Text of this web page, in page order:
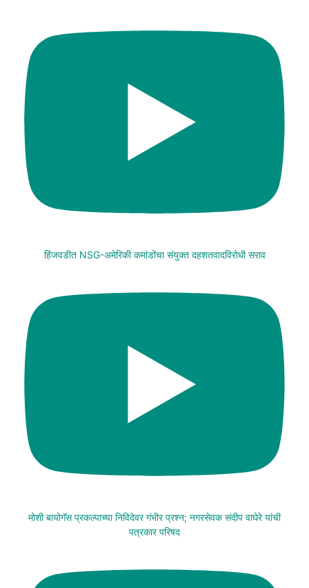
हिंजवडीत NSG-अमेरिकी कमांडोंचा संयुक्त दहशतवादविरोधी सराव
मोशी बायोगॅस प्रकल्पाच्या निविदेवर गंभीर प्रश्न; नगरसेवक संदीप वाघेरे यांची
पत्रकार परिषद